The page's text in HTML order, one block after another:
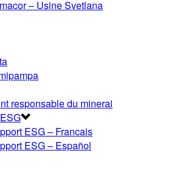
– Usine Svetlana
responsable du minerai
ESG – Francais
ESG – Español